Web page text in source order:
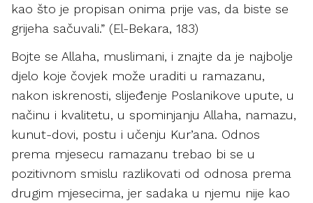
kao što je propisan onima prije vas, da biste se
grijeha sačuvali.” (El-Bekara, 183)
Bojte se Allaha, muslimani, i znajte da je najbolje
djelo koje čovjek može uraditi u ramazanu,
nakon iskrenosti, slijeđenje Poslanikove upute, u
načinu i kvalitetu, u spominjanju Allaha, namazu,
kunut-dovi, postu i učenju Kur’ana. Odnos
prema mjesecu ramazanu trebao bi se u
pozitivnom smislu razlikovati od odnosa prema
drugim mjesecima, jer sadaka u njemu nije kao